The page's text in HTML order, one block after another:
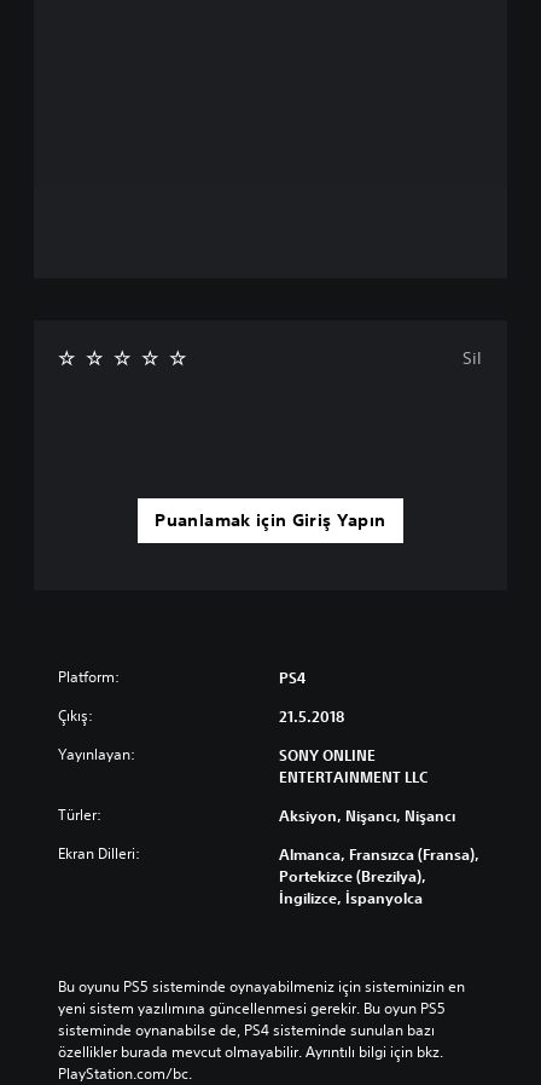
Puanlamak için Giriş Yapın
Sil
Platform: PS4
Çıkış: 21.5.2018
Yayınlayan:
SONY ONLINE
ENTERTAINMENT LLC
Türler: Aksiyon, Nişancı, Nişancı
Ekran Dilleri:
Almanca, Fransızca (Fransa),
Portekizce (Brezilya),
İngilizce, İspanyolca
Bu oyunu PS5 sisteminde oynayabilmeniz için sisteminizin en
yeni sistem yazılımına güncellenmesi gerekir. Bu oyun PS5
sisteminde oynanabilse de, PS4 sisteminde sunulan bazı
özellikler burada mevcut olmayabilir. Ayrıntılı bilgi için bkz.
PlayStation.com/bc.